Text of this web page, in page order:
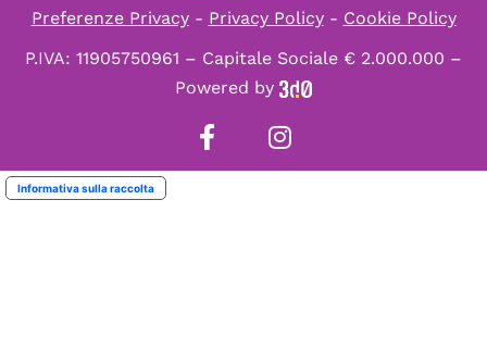
Preferenze Privacy- Privacy Policy- Cookie Policy
P.IVA: 11905750961 – Capitale Sociale € 2.000.000 –
Powered by
Informativa sulla raccolta